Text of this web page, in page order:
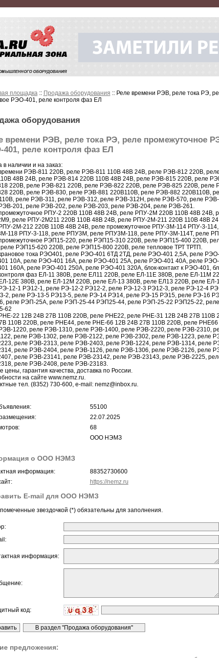
площадка:: Продажа оборудования :: Реле времени РЭВ, реле тока РЭ,
РЭО-401, реле контроля фаз ЕЛ
оборудования
времени РЭВ, реле тока РЭ, реле промежуточное
реле контроля фаз ЕЛ
в наличии и на заказ:
РЭВ-811 220В, реле РЭВ-811 110В 48В 24В, реле РЭВ-812 220В,
48В 24В, реле РЭВ-814 220В 110В 48В 24В, реле РЭВ-815 220В, реле
220В, реле РЭВ-821 220В, реле РЭВ-822 220В, реле РЭВ-825 220В, реле
220В, реле РЭВ-830, реле РЭВ-881 220В110В, реле РЭВ-882 220В110В,
реле РЭВ-311, реле РЭВ-312, реле РЭВ-312Н, реле РЭВ-570, реле
201, реле РЭВ-202, реле РЭВ-203, реле РЭВ-204, реле РЭВ-261.
РПУ-2 220В 110В 48В 24В, реле РПУ-2М 220В 110В 48В 24В,
реле РПУ-2М211 220В 110В 48В 24В, реле РПУ-2М-211 220В 110В 48В
2М-212 220В 110В 48В 24В, реле промежуточное РПУ-3М-114 РПУ-3-
118 РПУ-3-118, реле РПУ3М, реле РПУ3М-118, реле РПУ-3М-114Т, реле
РЭП15-220, реле РЭП15-310 220В, реле РЭП15-400 220В,
РЭП15-620 220В, реле РЭП15-800 220В, реле тепловое ТРТ ТРТП.
тока РЭО401, реле РЭО-401 6ТД 2ТД, реле РЭО-401 2,5А, реле
10А, реле РЭО-401 16А, реле РЭО-401 25А, реле РЭО-401 40А, реле
160А, реле РЭО-401 250А, реле РЭО-401 320А, блок-контакт к РЭО-401,
фаз ЕЛ-11 380В, реле ЕЛ11 220В, реле ЕЛ-11Е 380В, реле ЕЛ-11М
12Е 380В, реле ЕЛ-12М 220В, реле ЕЛ-13 380В, реле ЕЛ13 220В, реле ЕЛ-
12-1 РЭ12-1, реле РЭ-12-2 РЭ12-2, реле РЭ-12-3 РЭ12-3, реле РЭ-12-4
2, реле РЭ-13-5 РЭ13-5, реле РЭ-14 РЭ14, реле РЭ-15 РЭ15, реле РЭ-16
реле РЭП-25А, реле РЭП-25-44 РЭП25-44, реле РЭП-25-22 РЭП25-22,
62
22 12В 24В 27В 110В 220В, реле РНЕ22, реле РНЕ-31 12В 24В 27В 110В
110В 220В, реле РНЕ44, реле РНЕ-66 12В 24В 27В 110В 220В, реле РНЕ66
1220, реле РЭВ-1310, реле РЭВ-1400, реле РЭВ-2220, реле РЭВ-2310,
реле РЭВ-1302, реле РЭВ-2122, реле РЭВ-2302, реле РЭВ-1223, реле
реле РЭВ-2313, реле РЭВ-2403, реле РЭВ-1224, реле РЭВ-1314, реле
реле РЭВ-2404, реле РЭВ-1126, реле РЭВ-1306, реле РЭВ-2126, реле
реле РЭВ-23141, реле РЭВ-23142, реле РЭВ-23143, реле РЭВ-2225,
реле РЭВ-2408, реле РЭВ-23183.
цены, гарантия качества, доставка по России.
на сайте www.nemz.ru.
тел. (8352) 730-600, e-mail: nemz@inbox.ru.
55100
22.07.2025
68
ООО НЭМЗ
о ООО НЭМЗ
информация:
88352730600
https://nemz.ru
E-mail для ООО НЭМЗ
звездочкой (*) обязательны для заполнения.
информация:
код:
предложения: